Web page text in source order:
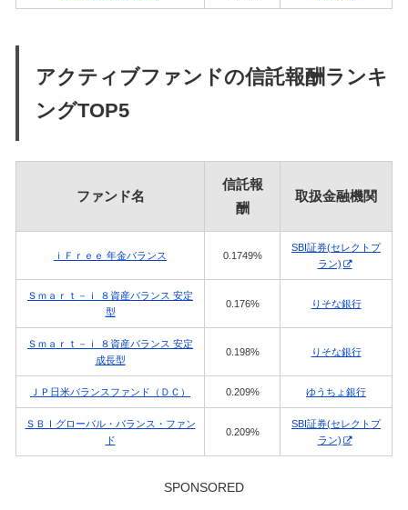
アクティブファンドの信託報酬ランキ
ングTOP5
ファンド名
信託報
酬
取扱金融機関
ｉＦｒｅｅ 年金バランス 0.1749%
SBI証券(セレクトプ
ラン)
Ｓｍａｒｔ－ｉ ８資産バランス 安定
型
0.176% りそな銀行
Ｓｍａｒｔ－ｉ ８資産バランス 安定
成長型
0.198% りそな銀行
ＪＰ日米バランスファンド（ＤＣ） 0.209% ゆうちょ銀行
ＳＢＩグローバル・バランス・ファン
ド
0.209%
SBI証券(セレクトプ
ラン)
SPONSORED